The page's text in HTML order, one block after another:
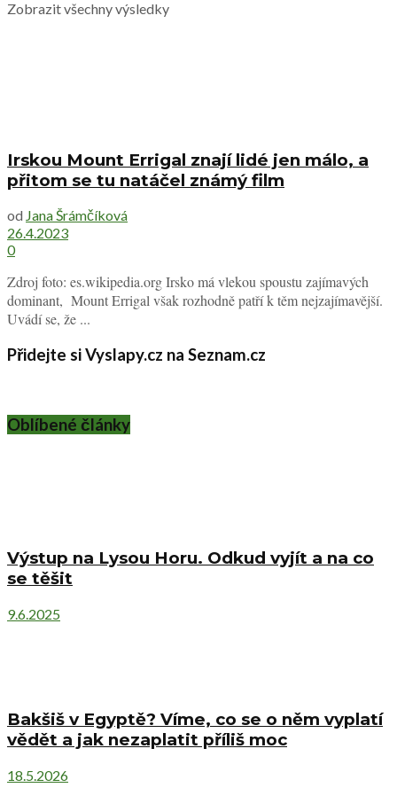
Zobrazit všechny výsledky
Irskou Mount Errigal znají lidé jen málo, a
přitom se tu natáčel známý film
od Jana Šrámčíková
26.4.2023
0
Zdroj foto: es.wikipedia.org Irsko má vlekou spoustu zajímavých
dominant, Mount Errigal však rozhodně patří k těm nejzajímavější.
Uvádí se, že ...
Přidejte si Vyslapy.cz na Seznam.cz
Oblíbené články
Výstup na Lysou Horu. Odkud vyjít a na co
se těšit
9.6.2025
Bakšiš v Egyptě? Víme, co se o něm vyplatí
vědět a jak nezaplatit příliš moc
18.5.2026